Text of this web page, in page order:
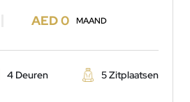
AED 0 MAAND
4 Deuren 5 Zitplaatsen